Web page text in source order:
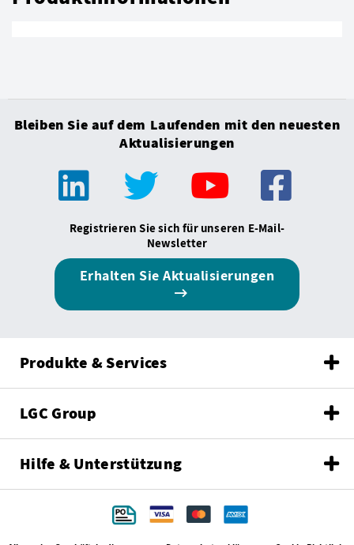
Bleiben Sie auf dem Laufenden mit den neuesten
Aktualisierungen
Registrieren Sie sich für unseren E-Mail-
Newsletter
Erhalten Sie Aktualisierungen
Produkte & Services
LGC Group
Hilfe & Unterstützung